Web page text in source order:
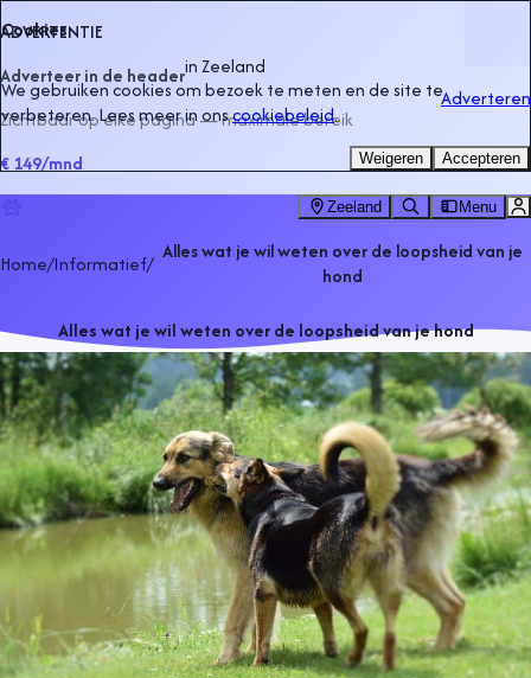
ADVERTENTIE
Adverteer in de headerinZeeland
Zichtbaar op elke pagina — maximale bereik
€ 149/mnd
Adverteren
Zeeland Menu
Home/Informatief/ Alles wat je wil weten over de loopsheid van je
hond
Alles wat je wil weten over de loopsheid van je hond
Cookies
We gebruiken cookies om bezoek te meten en de site te
verbeteren. Lees meer in onscookiebeleid.
Weigeren Accepteren